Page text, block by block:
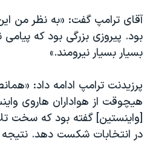
نرگس محمدی برنده جایزه نوبل صلح
همایش محافظه‌کاران آمریکا
سفر پرزیدنت ترامپ به چین
آقای ترامپ گفت: «به نظر من
بود. پیروزی بزرگی بود که پیامی
بسیار بسیار نیرومند.»
پرزیدنت ترامپ ادامه داد:
هیچوقت از هواداران هاروی
[واینستین] گفته بود که سخت
در انتخابات شکست دهد.